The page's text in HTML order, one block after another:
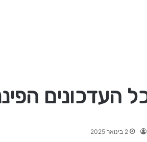
2 בינואר 2025